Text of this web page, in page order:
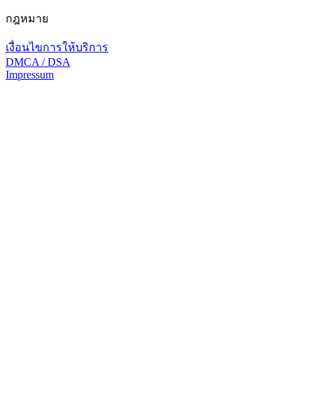
กฎหมาย
เงื่อนไขการให้บริการ
DMCA / DSA
Impressum